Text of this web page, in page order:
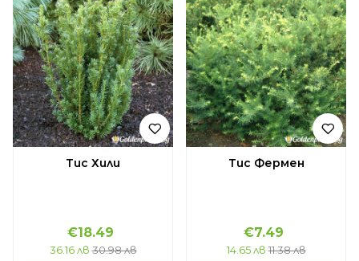
Тис Хили
€18.49
36.16 лв 30.98 лв
Тис Фермен
€7.49
14.65 лв 11.38 лв